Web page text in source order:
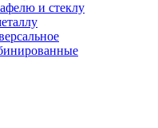
и стеклу